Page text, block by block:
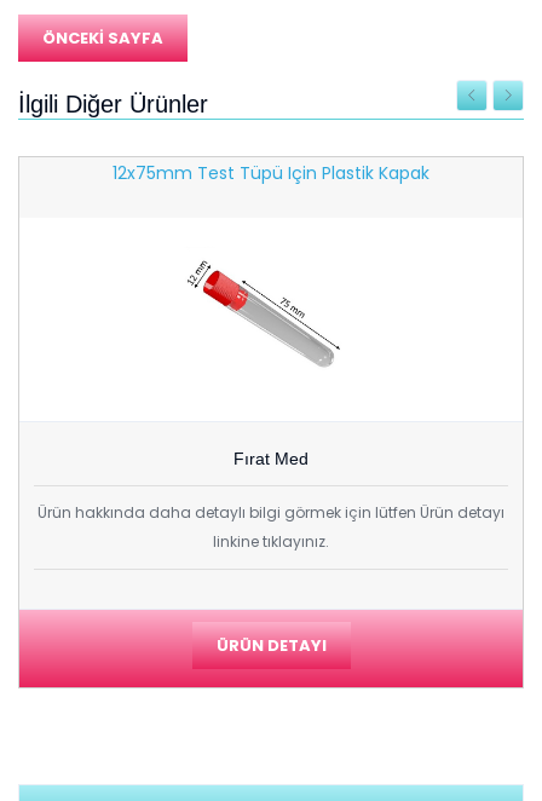
ÖNCEKİ SAYFA
İlgili Diğer Ürünler
12x75mm Test Tüpü Için Plastik Kapak
Fırat Med
Ürün hakkında daha detaylı bilgi görmek için lütfen Ürün detayı
linkine tıklayınız.
ÜRÜN DETAYI